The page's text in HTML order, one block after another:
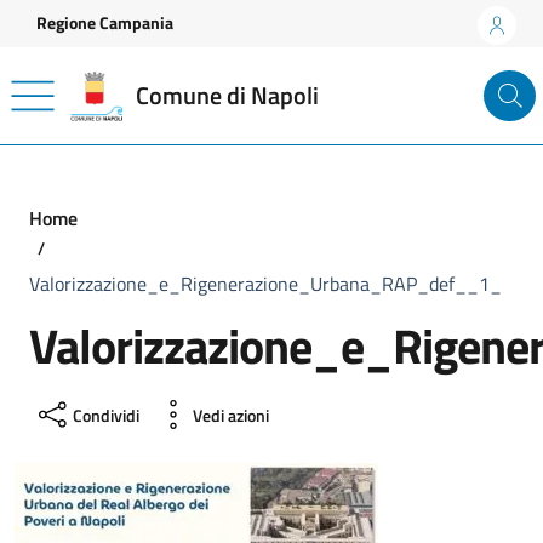
Vai ai contenuti
Vai al footer
Regione Campania
Comune di Napoli
Home
Valorizzazione_e_Rigenerazione_Urbana_RAP_def__1_
Condividi Vedi azioni